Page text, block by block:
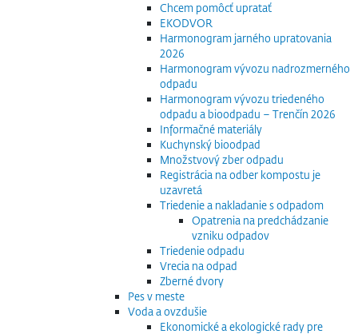
Chcem pomôcť upratať
EKODVOR
Harmonogram jarného upratovania
2026
Harmonogram vývozu nadrozmerného
odpadu
Harmonogram vývozu triedeného
odpadu a bioodpadu – Trenčín 2026
Informačné materiály
Kuchynský bioodpad
Množstvový zber odpadu
Registrácia na odber kompostu je
uzavretá
Triedenie a nakladanie s odpadom
Opatrenia na predchádzanie
vzniku odpadov
Triedenie odpadu
Vrecia na odpad
Zberné dvory
Pes v meste
Voda a ovzdušie
Ekonomické a ekologické rady pre